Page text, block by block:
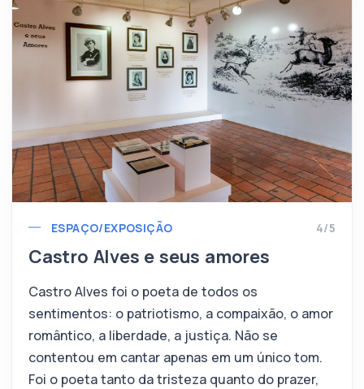
ESPAÇO/EXPOSIÇÃO 4/5
Castro Alves e seus amores
Castro Alves foi o poeta de todos os
sentimentos: o patriotismo, a compaixão, o amor
romântico, a liberdade, a justiça. Não se
contentou em cantar apenas em um único tom.
Foi o poeta tanto da tristeza quanto do prazer,